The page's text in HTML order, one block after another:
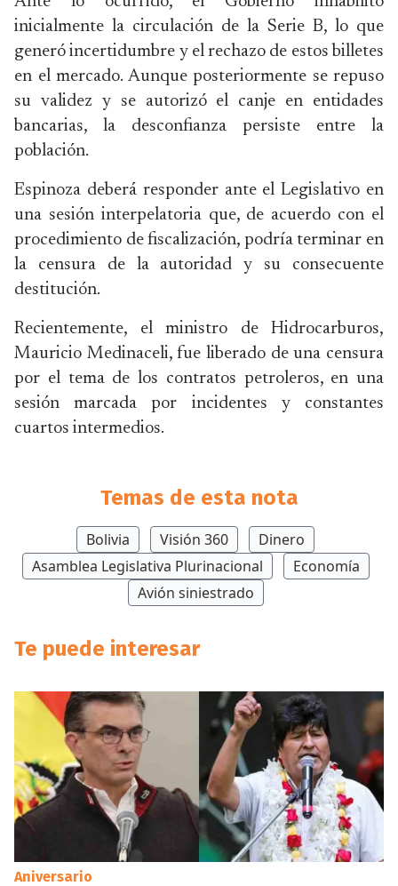
inicialmente la circulación de la Serie B, lo que
generó incertidumbre y el rechazo de estos billetes
en el mercado. Aunque posteriormente se repuso
su validez y se autorizó el canje en entidades
bancarias, la desconfianza persiste entre la
población.
Espinoza deberá responder ante el Legislativo en
una sesión interpelatoria que, de acuerdo con el
procedimiento de fiscalización, podría terminar en
la censura de la autoridad y su consecuente
destitución.
Recientemente, el ministro de Hidrocarburos,
Mauricio Medinaceli, fue liberado de una censura
por el tema de los contratos petroleros, en una
sesión marcada por incidentes y constantes
cuartos intermedios.
Temas de esta nota
Bolivia Visión 360
Dinero
Asamblea Legislativa Plurinacional
Economía
Avión siniestrado
Te puede interesar
Aniversario